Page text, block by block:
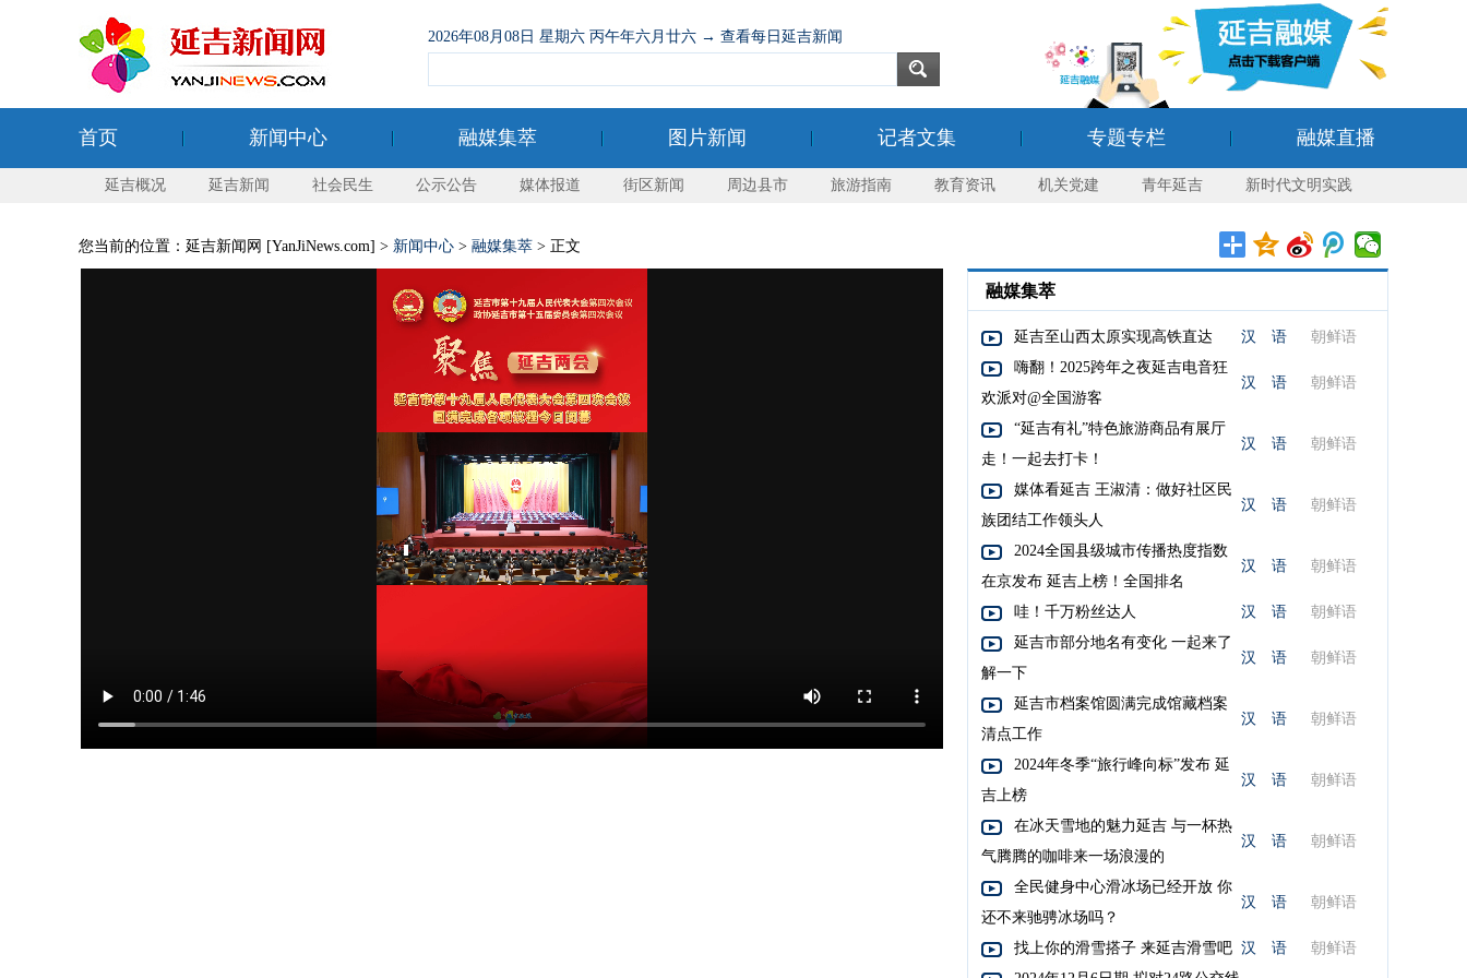
2026年08月08日 星期六 丙午年六月廿六 → 查看每日延吉新闻
首页 新闻中心 融媒集萃 图片新闻 记者文集 专题专栏 融媒直播
延吉概况 延吉新闻 社会民生 公示公告 媒体报道 街区新闻 周边县市 旅游指南 教育资讯 机关党建 青年延吉 新时代文明实践
您当前的位置：延吉新闻网 [YanJiNews.com] > 新闻中心 > 融媒集萃 > 正文
融媒集萃
延吉至山西太原实现高铁直达 汉 语
朝鲜语
嗨翻！2025跨年之夜延吉电音狂
欢派对@全国游客
汉 语 朝鲜语
“延吉有礼”特色旅游商品有展厅
走！一起去打卡！
汉 语 朝鲜语
媒体看延吉 王淑清：做好社区民
族团结工作领头人
汉 语 朝鲜语
2024全国县级城市传播热度指数
在京发布 延吉上榜！全国排名
汉 语 朝鲜语
哇！千万粉丝达人 汉 语
朝鲜语
延吉市部分地名有变化 一起来了
解一下
汉 语 朝鲜语
延吉市档案馆圆满完成馆藏档案
清点工作
汉 语 朝鲜语
2024年冬季“旅行峰向标”发布 延
吉上榜
汉 语 朝鲜语
在冰天雪地的魅力延吉 与一杯热
气腾腾的咖啡来一场浪漫的
汉 语 朝鲜语
全民健身中心滑冰场已经开放 你
还不来驰骋冰场吗？
汉 语 朝鲜语
找上你的滑雪搭子 来延吉滑雪吧 汉 语
朝鲜语